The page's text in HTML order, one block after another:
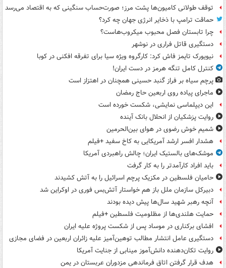
توقف طولانی کامیون‌ها پشت مرز؛ صورت‌حساب سنگینی که به اقتصاد می‌رسد
حماقت ترامپ با ذخایر انرژی جهان چه کرد؟
چرا تابستان فصل محبوب میکروب‌هاست؟
دستگیری قاتل فراری در نوشهر
نیویورک تایمز فاش کرد: کارگروه ویژه سیا برای تفرقه افکنی در کوبا
کنترل کامل تنگه هرمز در دست ایران!
پرچم سیاه بر فراز گنبد حسینی همچنان در اهتزاز است
ماجرای پیاده روی اربعین حاج رمضان
این دیپلماسی نمایشی، شکست خورده است
روایت پزشکیان از انحلال بانک آینده
شمیم خوش رضوی در هوای بین‌الحرمین
هشدار افسر ارشد آمریکایی به کاخ سفید +فیلم
موشک‌های بالستیک ایران؛ چالش راهبردی آمریکا
باید افراد کارآمدتر را به کار گرفت
حامیان فلسطین در مکزیک پرچم اسرائیل را به آتش کشیدند
دبیرکل سازمان ملل باز هم خواستار آتش‌بس فوری در اوکراین شد
آنچه رهبر شهید سال‌ها پیش دیده بودند
حمایت هلندی‌ها از مظلومیت فلسطین +فیلم
افشای برکناری در موساد پس از شکست پروژه علیه ایران
دستگیری عامل انتشار مطالب توهین‌آمیز علیه زائران اربعین در فضای مجازی
روایت تکان‌دهنده دانش‌آموز مینابی از جنایت آمریکا
هدف قرار گرفتن اتاق‌ فرماندهی مزدوران عربستان در یمن